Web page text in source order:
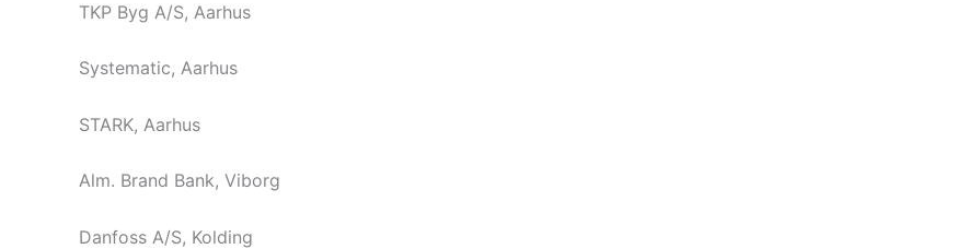
TKP Byg A/S, Aarhus
Systematic, Aarhus
STARK, Aarhus
Alm. Brand Bank, Viborg
Danfoss A/S, Kolding